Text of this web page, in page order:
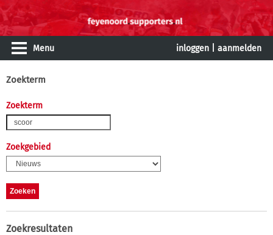
Menu inloggen aanmelden
Zoekterm
Zoekterm
Zoekgebied
Zoekresultaten